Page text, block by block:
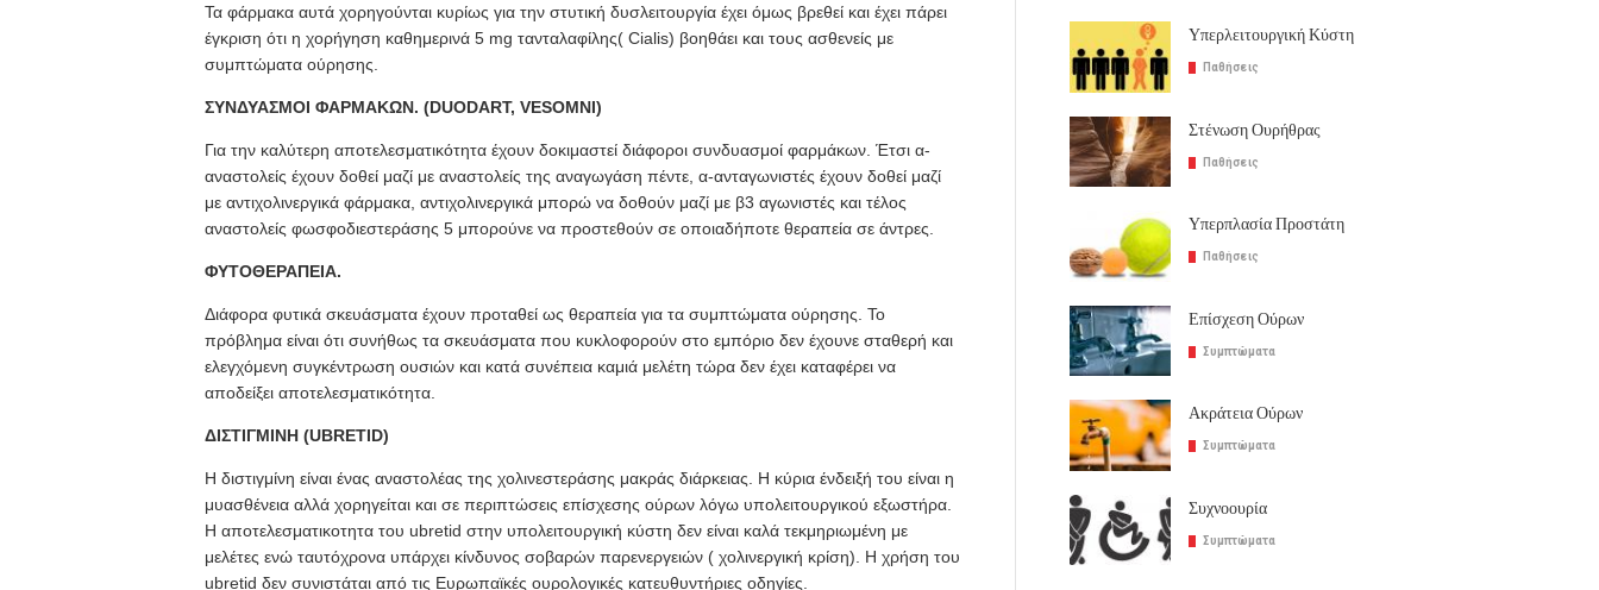
Τα φάρμακα αυτά χορηγούνται κυρίως για την στυτική δυσλειτουργία έχει όμως βρεθεί και έχει πάρει
έγκριση ότι η χορήγηση καθημερινά 5 mg τανταλαφίλης( Cialis) βοηθάει και τους ασθενείς με
συμπτώματα ούρησης.
ΣΥΝΔΥΑΣΜΟΙ ΦΑΡΜΑΚΩΝ. (DUODART, VESOMNI)
Για την καλύτερη αποτελεσματικότητα έχουν δοκιμαστεί διάφοροι συνδυασμοί φαρμάκων. Έτσι α-
αναστολείς έχουν δοθεί μαζί με αναστολείς της αναγωγάση πέντε, α-ανταγωνιστές έχουν δοθεί μαζί
με αντιχολινεργικά φάρμακα, αντιχολινεργικά μπορώ να δοθούν μαζί με β3 αγωνιστές και τέλος
αναστολείς φωσφοδιεστεράσης 5 μπορούνε να προστεθούν σε οποιαδήποτε θεραπεία σε άντρες.
ΦΥΤΟΘΕΡΑΠΕΙΑ.
Διάφορα φυτικά σκευάσματα έχουν προταθεί ως θεραπεία για τα συμπτώματα ούρησης. Το
πρόβλημα είναι ότι συνήθως τα σκευάσματα που κυκλοφορούν στο εμπόριο δεν έχουνε σταθερή και
ελεγχόμενη συγκέντρωση ουσιών και κατά συνέπεια καμιά μελέτη τώρα δεν έχει καταφέρει να
αποδείξει αποτελεσματικότητα.
ΔΙΣΤΙΓΜΙΝΗ (UBRETID)
Η διστιγμίνη είναι ένας αναστολέας της χολινεστεράσης μακράς διάρκειας. Η κύρια ένδειξή του είναι η
μυασθένεια αλλά χορηγείται και σε περιπτώσεις επίσχεσης ούρων λόγω υπολειτουργικού εξωστήρα.
Η αποτελεσματικοτητα του ubretid στην υπολειτουργική κύστη δεν είναι καλά τεκμηριωμένη με
μελέτες ενώ ταυτόχρονα υπάρχει κίνδυνος σοβαρών παρενεργειών ( χολινεργική κρίση). Η χρήση του
ubretid δεν συνιστάται από τις Ευρωπαϊκές ουρολογικές κατευθυντήριες οδηγίες.
Υπερλειτουργική Κύστη
Παθήσεις
Στένωση Ουρήθρας
Παθήσεις
Υπερπλασία Προστάτη
Παθήσεις
Επίσχεση Ούρων
Συμπτώματα
Ακράτεια Ούρων
Συμπτώματα
Συχνοουρία
Συμπτώματα